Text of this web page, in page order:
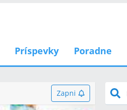
Príspevky Poradne
Zapni